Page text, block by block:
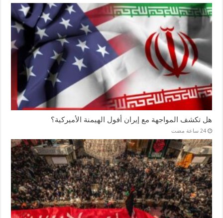
هل تكشف المواجهة مع إيران أفول الهيمنة الأميركية؟
‏24 ساعة مضت